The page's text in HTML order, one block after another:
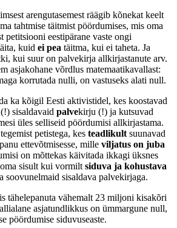
arengutasemest räägib kõnekat keelt
tahtmise täitmist pöördumises, mis oma
petitsiooni eestipärane vaste ongi
kuid ei pea täitma, kui ei taheta. Ja
kui suur on palvekirja allkirjastanute arv.
asjakohane võrdlus matemaatikavallast:
korrutada nulli, on vastuseks alati null.
ka kõigil Eesti aktivistidel, kes koostavad
sisaldavaid palvekirju (!) ja kutsuvad
üles selliseid pöördumisi allkirjastama.
petistega, kes teadlikult suunavad
ettevõtmisesse, mille viljatus on juba
on mõttekas käivitada ikkagi üksnes
sisult kui vormilt siduva ja kohustava
soovunelmaid sisaldava palvekirjaga.
tähelepanuta vähemalt 23 miljoni kisakõri
asjatundlikkus on ümmargune null,
pöördumise siduvuseaste.